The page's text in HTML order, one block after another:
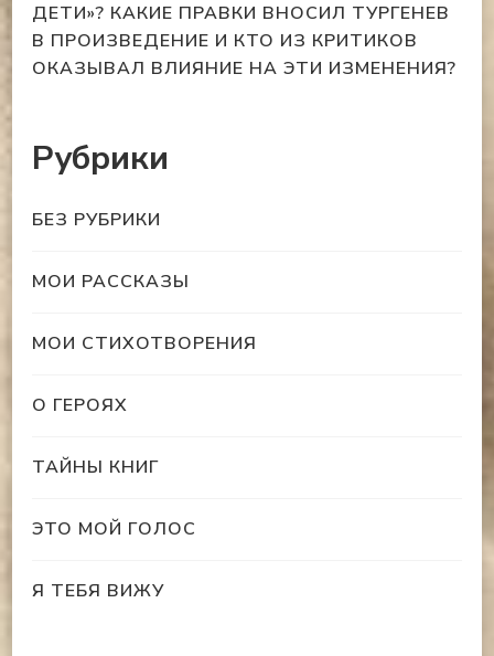
ДЕТИ»? КАКИЕ ПРАВКИ ВНОСИЛ ТУРГЕНЕВ
В ПРОИЗВЕДЕНИЕ И КТО ИЗ КРИТИКОВ
ОКАЗЫВАЛ ВЛИЯНИЕ НА ЭТИ ИЗМЕНЕНИЯ?
Рубрики
БЕЗ РУБРИКИ
МОИ РАССКАЗЫ
МОИ СТИХОТВОРЕНИЯ
О ГЕРОЯХ
ТАЙНЫ КНИГ
ЭТО МОЙ ГОЛОС
Я ТЕБЯ ВИЖУ